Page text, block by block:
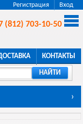
Регистрация Вход
(812) 703-10-50
КОНТАКТЫ
НАЙТИ
›